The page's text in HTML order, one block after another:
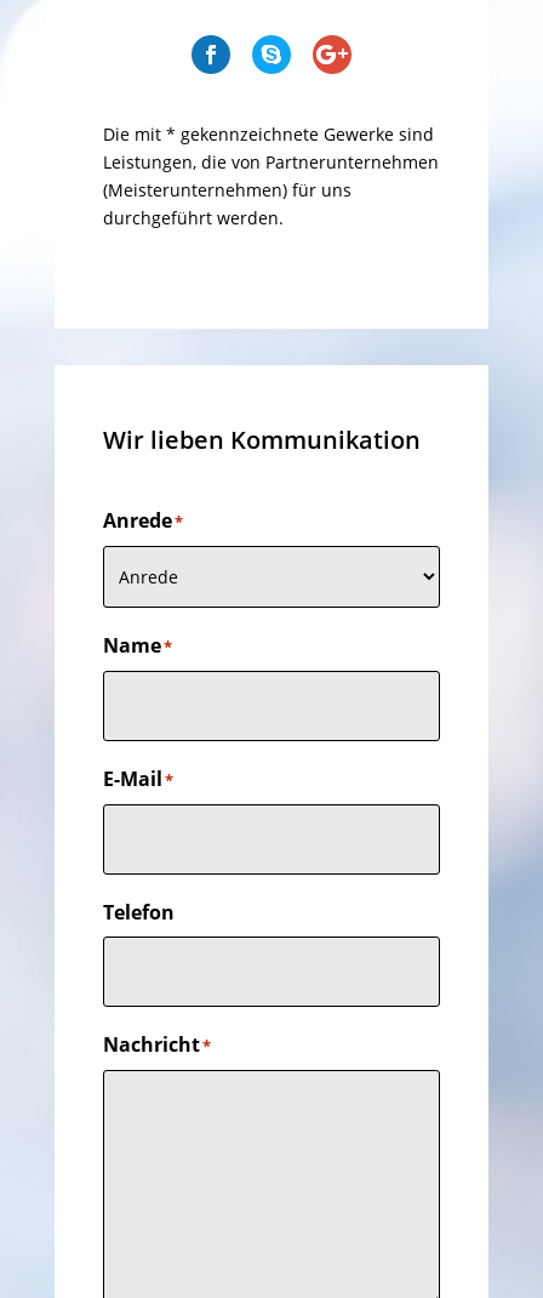
Die mit * gekennzeichnete Gewerke sind
Leistungen, die von Partnerunternehmen
(Meisterunternehmen) für uns
durchgeführt werden.
Wir lieben Kommunikation
Anrede*
Name*
E-Mail*
Telefon
Nachricht*